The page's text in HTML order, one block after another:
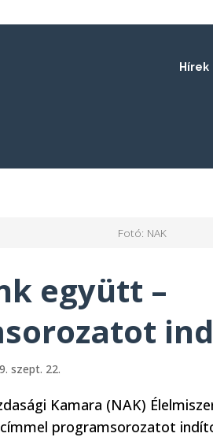
Hírek
Fotó: NAK
együtt –
szept. 22.
Kamara (NAK)
programsorozatot